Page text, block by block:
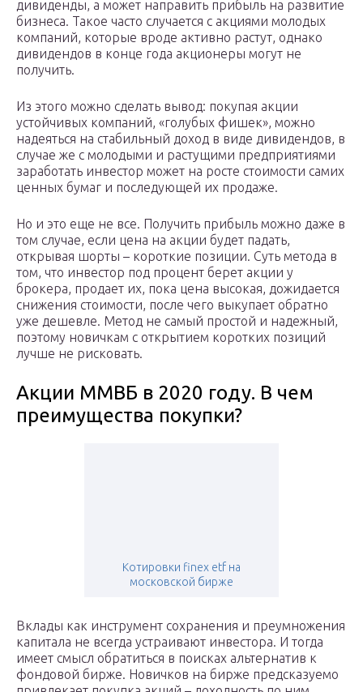
дивиденды, а может направить прибыль на развитие
бизнеса. Такое часто случается с акциями молодых
компаний, которые вроде активно растут, однако
дивидендов в конце года акционеры могут не
получить.
Из этого можно сделать вывод: покупая акции
устойчивых компаний, «голубых фишек», можно
надеяться на стабильный доход в виде дивидендов, в
случае же с молодыми и растущими предприятиями
заработать инвестор может на росте стоимости самих
ценных бумаг и последующей их продаже.
Но и это еще не все. Получить прибыль можно даже в
том случае, если цена на акции будет падать,
открывая шорты – короткие позиции. Суть метода в
том, что инвестор под процент берет акции у
брокера, продает их, пока цена высокая, дожидается
снижения стоимости, после чего выкупает обратно
уже дешевле. Метод не самый простой и надежный,
поэтому новичкам с открытием коротких позиций
лучше не рисковать.
Акции ММВБ в 2020 году. В чем
преимущества покупки?
Котировки finex etf на
московской бирже
Вклады как инструмент сохранения и преумножения
капитала не всегда устраивают инвестора. И тогда
имеет смысл обратиться в поисках альтернатив к
фондовой бирже. Новичков на бирже предсказуемо